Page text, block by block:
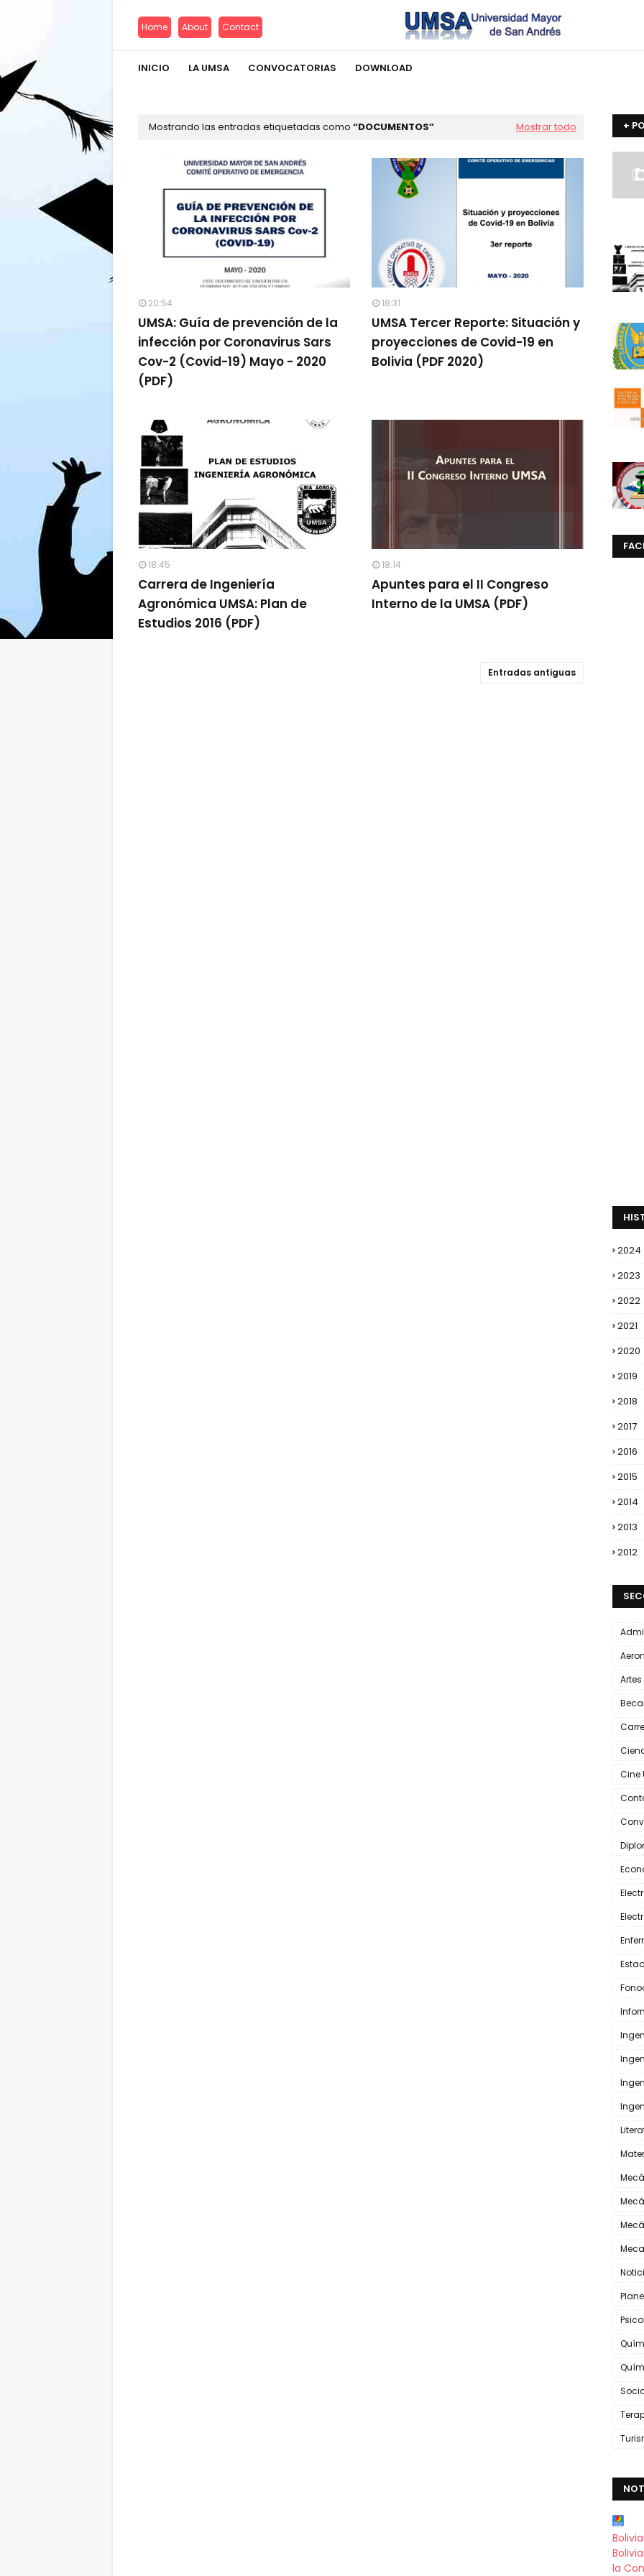
Home About Contact
INICIO LA UMSA CONVOCATORIAS DOWNLOAD
Mostrando las entradas etiquetadas como DOCUMENTOS Mostrar todo
20:54
UMSA: Guía de prevención de la
infección por Coronavirus Sars
Cov-2 (Covid-19) Mayo - 2020
(PDF)
18:31
UMSA Tercer Reporte: Situación y
proyecciones de Covid-19 en
Bolivia (PDF 2020)
18:45
Carrera de Ingeniería
Agronómica UMSA: Plan de
Estudios 2016 (PDF)
18:14
Apuntes para el II Congreso
Interno de la UMSA (PDF)
Entradas antiguas
+
2024
2023
2022
2021
2020
2019
2018
2017
2016
2015
2014
2013
2012
Cine
la